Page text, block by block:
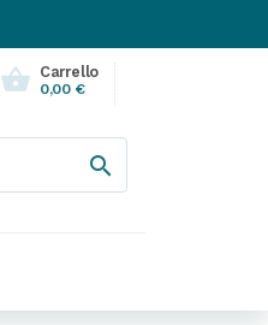
shopping_basket Carrello
0,00 €
